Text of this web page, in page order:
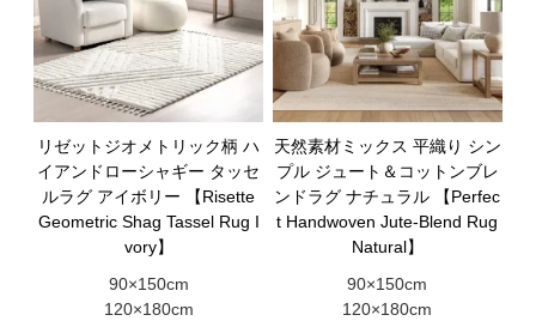
リゼットジオメトリック柄 ハ
イアンドローシャギー タッセ
ルラグ アイボリー 【Risette
Geometric Shag Tassel Rug I
vory】
90×150cm
120×180cm
天然素材ミックス 平織り シン
プル ジュート＆コットンブレ
ンドラグ ナチュラル 【Perfec
t Handwoven Jute-Blend Rug
Natural】
90×150cm
120×180cm